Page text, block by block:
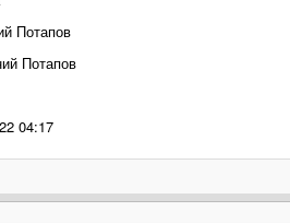
Потапов
Потапов
04:17